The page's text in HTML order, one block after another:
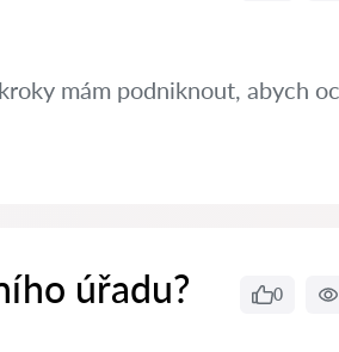
mám podniknout, abych
úřadu? 0